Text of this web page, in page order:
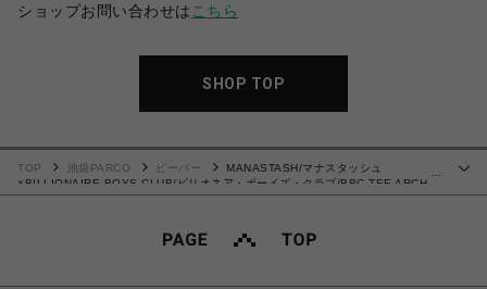
ショップお問い合わせは こちら
SHOP TOP
TOP 池袋PARCO ビーバー
MANASTASH/マナスタッシュ
×BILLIONAIRE BOYS CLUB/ビリオネア・ボーイズ・クラブ/BBC TEE ARCH
LOGO/アーチロゴTEE